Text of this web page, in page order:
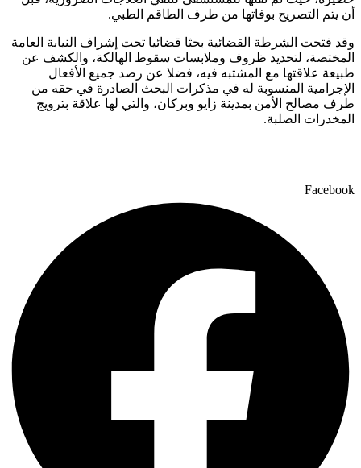
أن يتم التصريح بوفاتها من طرف الطاقم الطبي.
وقد فتحت الشرطة القضائية بحثا قضائيا تحت إشراف النيابة العامة
المختصة، لتحديد ظروف وملابسات سقوط الهالكة، والكشف عن
طبيعة علاقتها مع المشتبه فيه، فضلا عن رصد جميع الأفعال
الإجرامية المنسوبة له في مذكرات البحث الصادرة في حقه من
طرف مصالح الأمن بمدينة زايو وبركان، والتي لها علاقة بترويج
المخدرات الصلبة.
Facebook